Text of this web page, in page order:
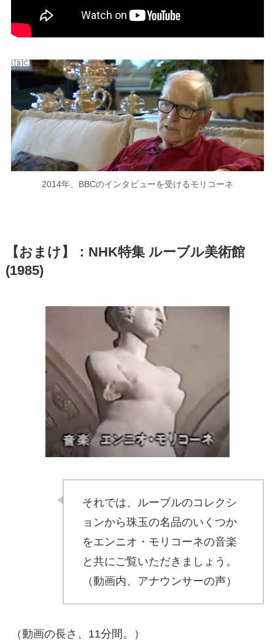
2014年、BBCのインタビューを受けるモリコーネ
【おまけ】：NHK特集 ルーブル美術館
(1985)
それでは、ルーブルのコレクシ
ョンから珠玉の名品のいくつか
をエンニオ・モリコーネの音楽
と共にご覧いただきましょう。
（動画内、アナウンサーの声）
（動画の長さ、11分間。）